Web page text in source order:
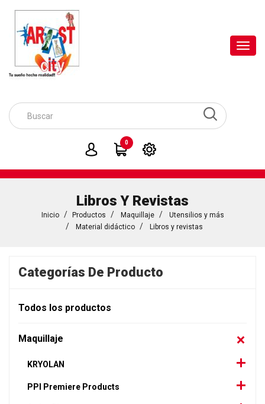
0
Libros Y Revistas
Inicio Productos Maquillaje
Utensilios y más
Material didáctico
Libros y revistas
Categorías De Producto
Todos los productos
Maquillaje
KRYOLAN
PPI Premiere Products